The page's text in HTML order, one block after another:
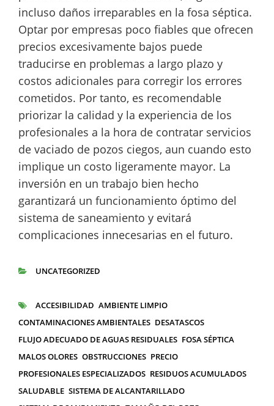
incluso daños irreparables en la fosa séptica.
Optar por empresas poco fiables que ofrecen
precios excesivamente bajos puede
traducirse en problemas a largo plazo y
costos adicionales para corregir los errores
cometidos. Por tanto, es recomendable
priorizar la calidad y la experiencia de los
profesionales a la hora de contratar servicios
de vaciado de pozos ciegos, aun cuando esto
implique un costo ligeramente mayor. La
inversión en un trabajo bien hecho
garantizará un funcionamiento óptimo del
sistema de saneamiento y evitará
complicaciones innecesarias en el futuro.
UNCATEGORIZED
ETIQUETAS
ACCESIBILIDAD AMBIENTE LIMPIO
CONTAMINACIONES AMBIENTALES DESATASCOS
FLUJO ADECUADO DE AGUAS RESIDUALES FOSA SÉPTICA
MALOS OLORES OBSTRUCCIONES PRECIO
PROFESIONALES ESPECIALIZADOS RESIDUOS ACUMULADOS
SALUDABLE SISTEMA DE ALCANTARILLADO